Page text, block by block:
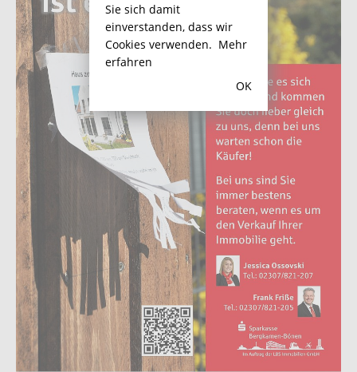
Sie sich damit
einverstanden, dass wir
Cookies verwenden. Mehr
erfahren
OK